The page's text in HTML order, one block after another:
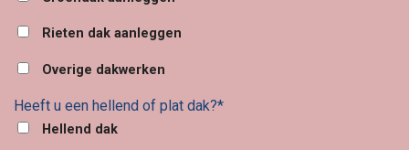
Rieten dak aanleggen
Overige dakwerken
Heeft u een hellend of plat dak?*
Hellend dak